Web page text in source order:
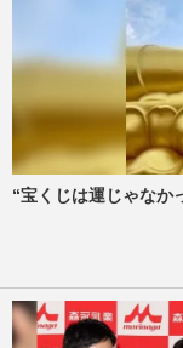
“宝くじは運じゃなか